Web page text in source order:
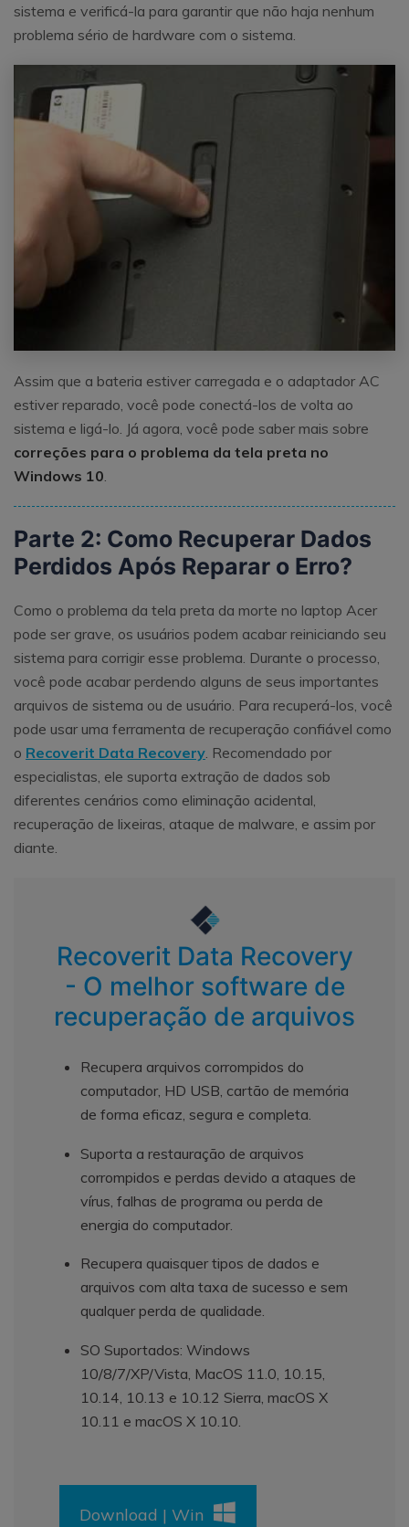
sistema e verificá-la para garantir que não haja nenhum
problema sério de hardware com o sistema.
Assim que a bateria estiver carregada e o adaptador AC
estiver reparado, você pode conectá-los de volta ao
sistema e ligá-lo. Já agora, você pode saber mais sobre
correções para o problema da tela preta no
Windows 10.
Parte 2: Como Recuperar Dados
Perdidos Após Reparar o Erro?
Como o problema da tela preta da morte no laptop Acer
pode ser grave, os usuários podem acabar reiniciando seu
sistema para corrigir esse problema. Durante o processo,
você pode acabar perdendo alguns de seus importantes
arquivos de sistema ou de usuário. Para recuperá-los, você
pode usar uma ferramenta de recuperação confiável como
o Recoverit Data Recovery. Recomendado por
especialistas, ele suporta extração de dados sob
diferentes cenários como eliminação acidental,
recuperação de lixeiras, ataque de malware, e assim por
diante.
Recoverit Data Recovery
- O melhor software de
recuperação de arquivos
Recupera arquivos corrompidos do
computador, HD USB, cartão de memória
de forma eficaz, segura e completa.
Suporta a restauração de arquivos
corrompidos e perdas devido a ataques de
vírus, falhas de programa ou perda de
energia do computador.
Recupera quaisquer tipos de dados e
arquivos com alta taxa de sucesso e sem
qualquer perda de qualidade.
SO Suportados: Windows
10/8/7/XP/Vista, MacOS 11.0, 10.15,
10.14, 10.13 e 10.12 Sierra, macOS X
10.11 e macOS X 10.10.
Download | Win